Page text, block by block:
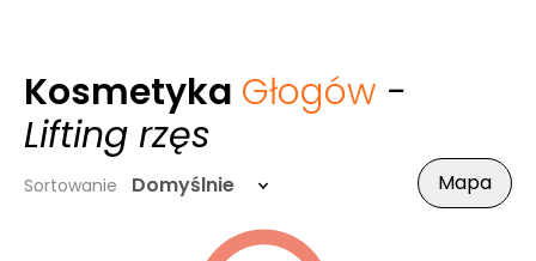
Kosmetyka Głogów -
Lifting rzęs
Sortowanie Domyślnie Mapa